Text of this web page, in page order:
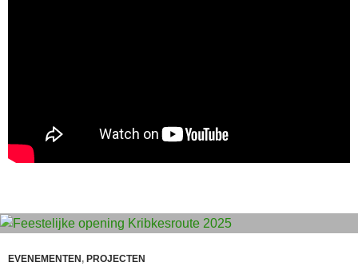
EVENEMENTEN , PROJECTEN